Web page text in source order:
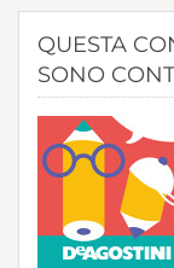
QUESTA
SONO